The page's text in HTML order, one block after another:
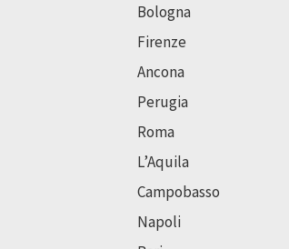
Bologna
Firenze
Ancona
Perugia
Roma
L’Aquila
Campobasso
Napoli